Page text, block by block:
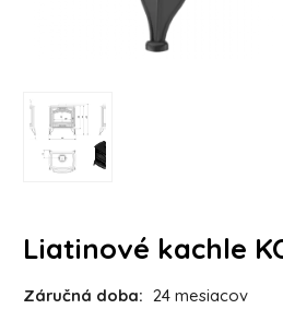
Liatinové kachle
Záručná doba: 24 mesiacov